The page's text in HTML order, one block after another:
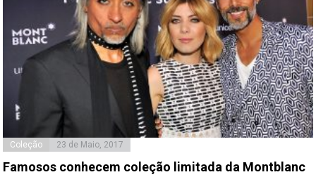
Coleção 23 de Maio, 2017
Famosos conhecem coleção limitada da Montblanc